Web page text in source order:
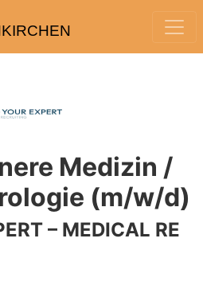
Medizin /
(m/w/d)
– MEDICAL RE